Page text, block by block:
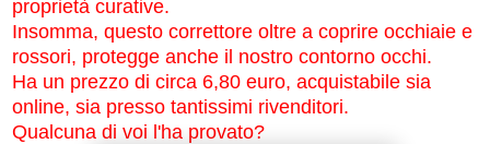
proprietà curative.
Insomma, questo correttore oltre a coprire occhiaie e
rossori, protegge anche il nostro contorno occhi.
Ha un prezzo di circa 6,80 euro, acquistabile sia
online, sia presso tantissimi rivenditori.
Qualcuna di voi l'ha provato?